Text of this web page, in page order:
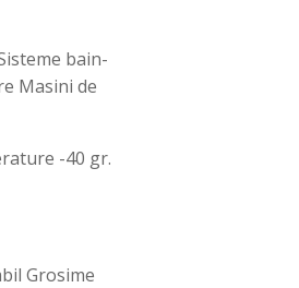
bain-
Masini de
-40 gr.
Grosime